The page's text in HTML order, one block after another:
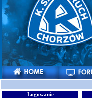
Logowanie